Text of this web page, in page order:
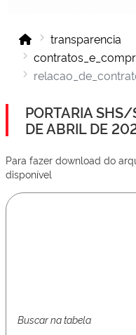
transparencia
PORTARIA
DE ABRIL DE
Para fazer download do
disponível